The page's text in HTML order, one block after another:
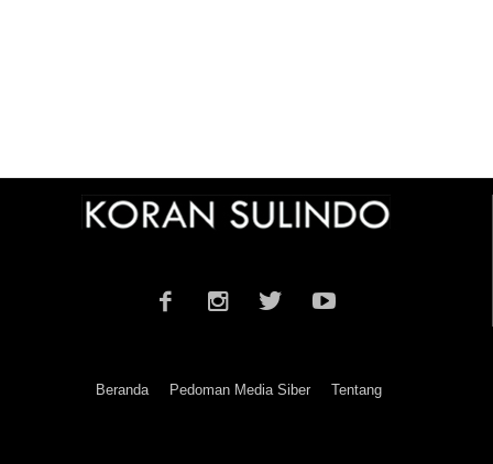
Beranda Pedoman Media Siber Tentang